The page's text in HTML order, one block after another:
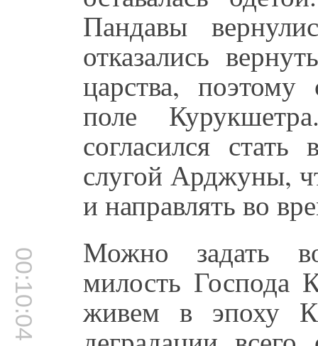
Пандавы
отказались
царства,
поле
согласился
слугой Арджуны,
и направлять во
00:10:04 Можно задать
милость
живем в эпоху